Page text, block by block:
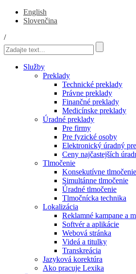
English
Slovenčina
/
Služby
Preklady
Technické preklady
Právne preklady
Finančné preklady
Medicínske preklady
Úradné preklady
Pre firmy
Pre fyzické osoby
Elektronický úradný
Ceny najčastejších
Tlmočenie
Konsekutívne tlmočenie
Simultánne tlmočenie
Úradné tlmočenie
Tlmočnícka technika
Lokalizácia
Reklamné kampane a
Softvér a aplikácie
Webová stránka
Videá a titulky
Transkreácia
Jazyková korektúra
Ako pracuje Lexika